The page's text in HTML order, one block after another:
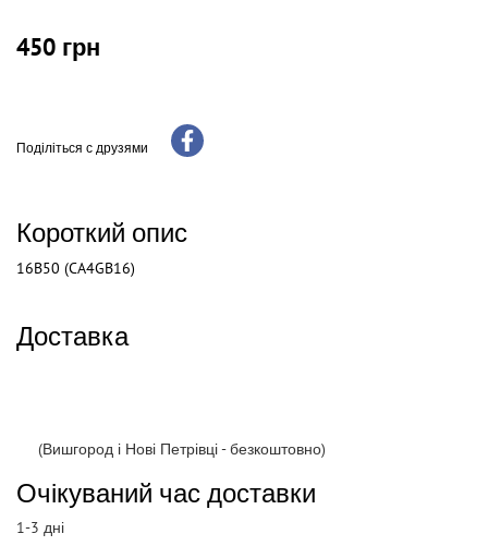
450 грн
Поділіться с друзями
Короткий опис
16B50 (CA4GB16)
Доставка
(Вишгород і Нові Петрівці - безкоштовно)
Очікуваний час доставки
1-3 дні